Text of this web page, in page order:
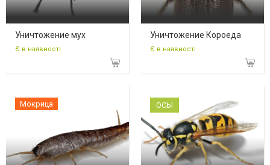
Уничтожение мух
Є в наявності
Уничтожение Короеда
Є в наявності
Мокрица ОСЫ